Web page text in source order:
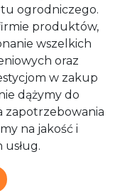
ogrodniczego.
produktów,
wszelkich
oraz
w zakup
dążymy do
zapotrzebowania
na jakość i